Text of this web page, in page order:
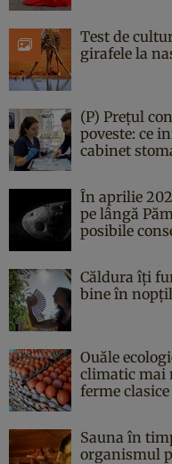
Test de
girafele la
(P) Prețul
poveste: ce
cabinet
În aprilie
pe lângă
posibile
Căldura îți
bine în
Ouăle
climatic mai
ferme clasice
Sauna în
organismul